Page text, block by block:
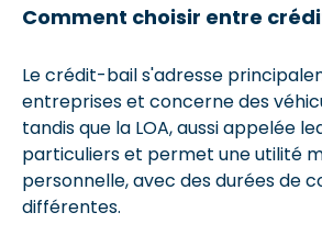
Comment choisir entre
Le crédit-bail s'adresse
entreprises et concerne des
tandis que la LOA, aussi appelée
particuliers et permet une utilité
personnelle, avec des durées de
différentes.